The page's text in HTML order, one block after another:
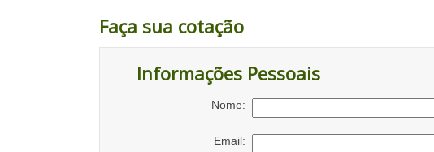
Faça sua cotação
Informações Pessoais
Nome:
Email: